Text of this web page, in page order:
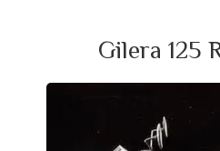
Gilera 125